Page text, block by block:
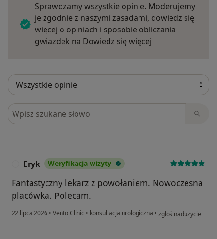
Sprawdzamy wszystkie opinie. Moderujemy
je zgodnie z naszymi zasadami, dowiedz się
więcej o opiniach i sposobie obliczania
gwiazdek na Dowiedz się więcej
Szukaj w opiniach
Eryk Weryfikacja wizyty
Fantastyczny lekarz z powołaniem. Nowoczesna
placówka. Polecam.
22 lipca 2026 • Vento Clinic • konsultacja urologiczna • w opinii użytkownika
zgłoś nadużycie